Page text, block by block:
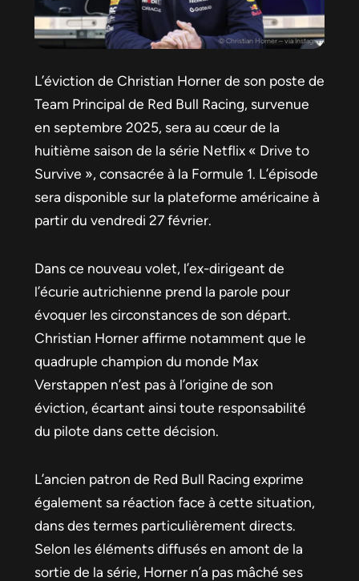
© Christian Horner – via Instagram
L’éviction de Christian Horner de son poste de
Team Principal de Red Bull Racing, survenue
en septembre 2025, sera au cœur de la
huitième saison de la série Netflix « Drive to
Survive », consacrée à la Formule 1. L’épisode
sera disponible sur la plateforme américaine à
partir du vendredi 27 février.
Dans ce nouveau volet, l’ex-dirigeant de
l’écurie autrichienne prend la parole pour
évoquer les circonstances de son départ.
Christian Horner affirme notamment que le
quadruple champion du monde Max
Verstappen n’est pas à l’origine de son
éviction, écartant ainsi toute responsabilité
du pilote dans cette décision.
L’ancien patron de Red Bull Racing exprime
également sa réaction face à cette situation,
dans des termes particulièrement directs.
Selon les éléments diffusés en amont de la
sortie de la série, Horner n’a pas mâché ses